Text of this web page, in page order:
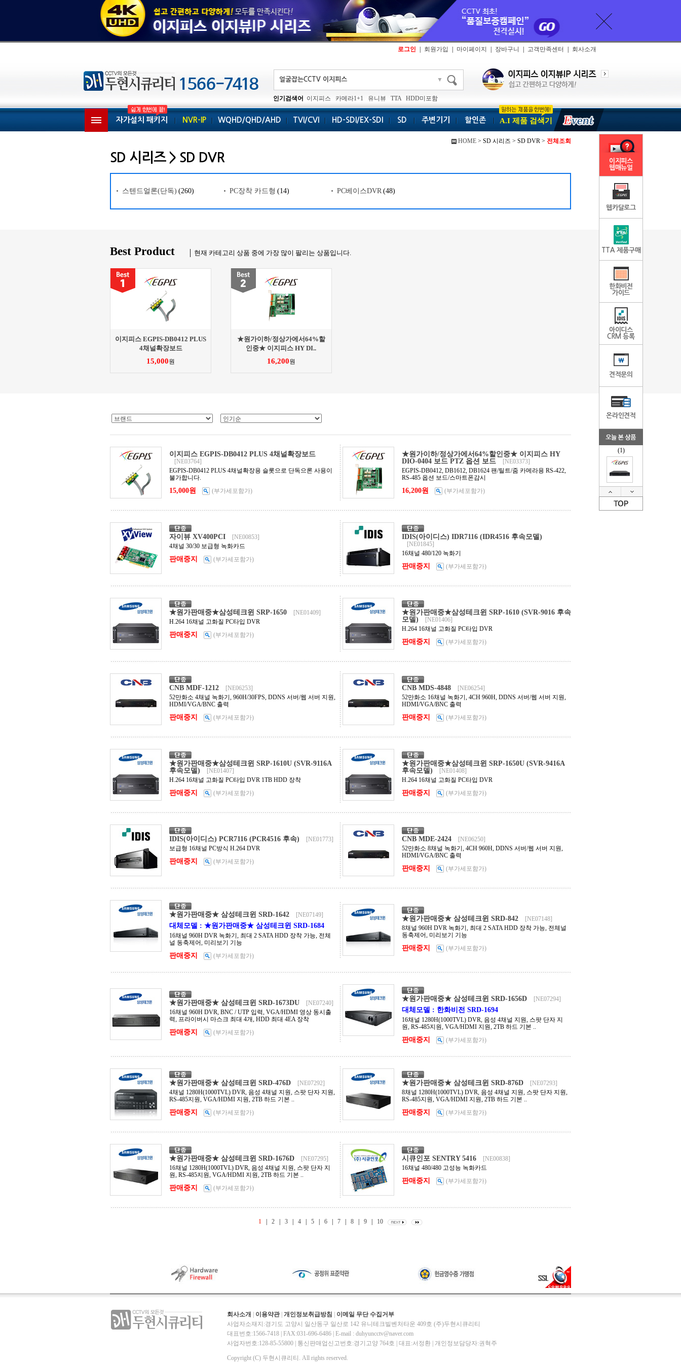
로그인 회원가입 마이페이지 장바구니 고객만족센터 회사소개
▼
인기검색어 이지피스 카메라1+1 유니뷰 TTA HDD미포함
자가설치 패키지 NVR-IP WQHD/QHD/AHD TVI/CVI HD-SDI/EX-SDI SD 주변기기 할인존 A.I 제품 검색기
HOME > SD 시리즈 > SD DVR > 전체조회
SD 시리즈 > SD DVR
스텐드얼론(단독) (260) PC장착 카드형 (14) PC베이스DVR (48)
Best Product │ 현재 카테고리 상품 중에 가장 많이 팔리는 상품입니다.
이지피스 EGPIS-DB0412 PLUS
4채널확장보드
15,000원
★원가이하/정상가에서64%할
인중★ 이지피스 HY DI..
16,200원
이지피스 EGPIS-DB0412 PLUS 4채널확장보드
[NE03764]
EGPIS-DB0412 PLUS 4채널확장용 슬롯으로 단독으론 사용이
불가합니다.
15,000원 (부가세포함가)
★원가이하/정상가에서64%할인중★ 이지피스 HY
DIO-0404 보드 PTZ 옵션 보드
[NE03373]
EGPIS-DB0412, DB1612, DB1624 팬/틸트/줌 카메라용 RS-422,
RS-485 옵션 보드/스마트폰감시
16,200원 (부가세포함가)
자이뷰 XV400PCI
[NE00853]
4채널 30/30 보급형 녹화카드
판매중지 (부가세포함가)
IDIS(아이디스) IDR7116 (IDR4516 후속모델)
[NE01845]
16채널 480/120 녹화기
판매중지 (부가세포함가)
★원가판매중★삼성테크윈 SRP-1650
[NE01409]
H.264 16채널 고화질 PC타입 DVR
판매중지 (부가세포함가)
★원가판매중★삼성테크윈 SRP-1610 (SVR-9016 후속
모델)
[NE01406]
H.264 16채널 고화질 PC타입 DVR
판매중지 (부가세포함가)
CNB MDF-1212
[NE06253]
52만화소 4채널 녹화기, 960H/30FPS, DDNS 서버/웹 서버 지원,
HDMI/VGA/BNC 출력
판매중지 (부가세포함가)
CNB MDS-4848
[NE06254]
52만화소 16채널 녹화기, 4CH 960H, DDNS 서버/웹 서버 지원,
HDMI/VGA/BNC 출력
판매중지 (부가세포함가)
★원가판매중★삼성테크윈 SRP-1610U (SVR-9116A
후속모델)
[NE01407]
H.264 16채널 고화질 PC타입 DVR 1TB HDD 장착
판매중지 (부가세포함가)
★원가판매중★삼성테크윈 SRP-1650U (SVR-9416A
후속모델)
[NE01408]
H.264 16채널 고화질 PC타입 DVR
판매중지 (부가세포함가)
IDIS(아이디스) PCR7116 (PCR4516 후속)
[NE01773]
보급형 16채널 PC방식 H.264 DVR
판매중지 (부가세포함가)
CNB MDE-2424
[NE06250]
52만화소 8채널 녹화기, 4CH 960H, DDNS 서버/웹 서버 지원,
HDMI/VGA/BNC 출력
판매중지 (부가세포함가)
★원가판매중★ 삼성테크윈 SRD-1642 [NE07149]
대체모델 : ★원가판매중★ 삼성테크윈 SRD-1684
16채널 960H DVR 녹화기, 최대 2 SATA HDD 장착 가능, 전체
널 동축제어, 미리보기 기능
판매중지 (부가세포함가)
★원가판매중★ 삼성테크윈 SRD-842
[NE07148]
8채널 960H DVR 녹화기, 최대 2 SATA HDD 장착 가능, 전체널
동축제어, 미리보기 기능
판매중지 (부가세포함가)
★원가판매중★ 삼성테크윈 SRD-1673DU
[NE07240]
16채널 960H DVR, BNC / UTP 입력, VGA/HDMI 영상 동시출
력, 프라이버시 마스크 최대 4개, HDD 최대 4EA 장착
판매중지 (부가세포함가)
★원가판매중★ 삼성테크윈 SRD-1656D [NE07294]
대체모델 : 한화비전 SRD-1694
16채널 1280H(1000TVL) DVR, 음성 4채널 지원, 스팟 단자 지
원, RS-485지원, VGA/HDMI 지원, 2TB 하드 기본 ..
판매중지 (부가세포함가)
★원가판매중★ 삼성테크윈 SRD-476D
[NE07292]
4채널 1280H(1000TVL) DVR, 음성 4채널 지원, 스팟 단자 지원,
RS-485지원, VGA/HDMI 지원, 2TB 하드 기본 ..
판매중지 (부가세포함가)
★원가판매중★ 삼성테크윈 SRD-876D
[NE07293]
8채널 1280H(1000TVL) DVR, 음성 4채널 지원, 스팟 단자 지원,
RS-485지원, VGA/HDMI 지원, 2TB 하드 기본 ..
판매중지 (부가세포함가)
★원가판매중★ 삼성테크윈 SRD-1676D
[NE07295]
16채널 1280H(1000TVL) DVR, 음성 4채널 지원, 스팟 단자 지
원, RS-485지원, VGA/HDMI 지원, 2TB 하드 기본 ..
판매중지 (부가세포함가)
시큐인포 SENTRY 5416
[NE00838]
16채널 480/480 고성능 녹화카드
판매중지 (부가세포함가)
1 2 3 4 5 6 7 8 9 10
회사소개 이용약관| 개인정보취급방침
이메일 무단 수집거부
사업자소재지:경기도 고양시 일산동구 일산로 142 유니테크빌벤처타운 409호 (주)두현시큐리티
대표번호:1566-7418 | FAX:031-696-6486 | E-mail : duhyuncctv@naver.com
사업자번호:128-85-55800 | 통신판매업신고번호:경기고양 764호 | 대표:서정환 | 개인정보담당자:권혁주
Copyright (C) 두현시큐리티. All rights reserved.
이지피스
웹매뉴얼
웹카달로그
TTA 제품구매
한화비전
가이드
아이디스
CRM 등록
견적문의
온라인견적
(1)